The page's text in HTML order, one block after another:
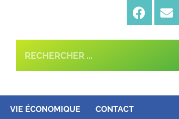
VIE ÉCONOMIQUE CONTACT